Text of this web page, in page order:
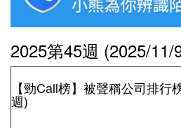
2025第45週 (2025/11/
【勁Call榜】被聲稱公司排行
週)